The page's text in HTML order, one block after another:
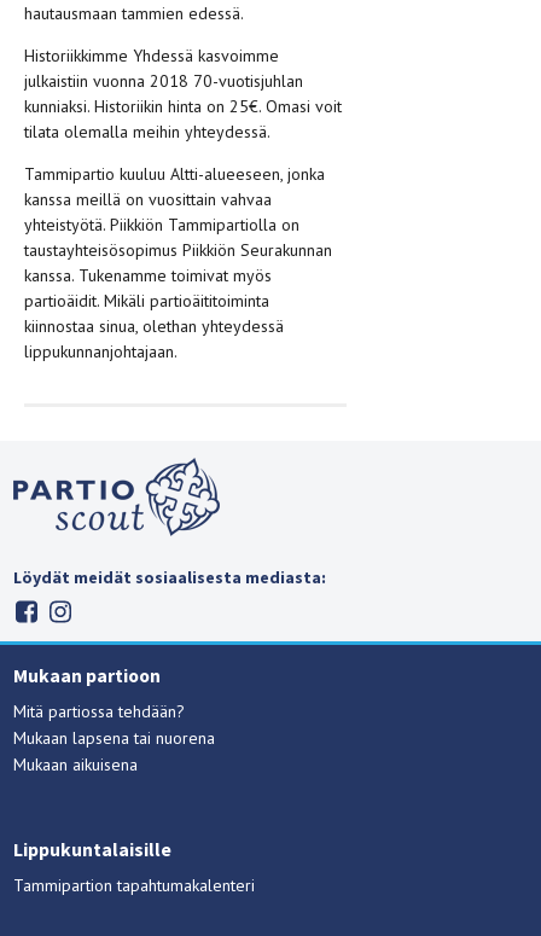
hautausmaan tammien edessä.
Historiikkimme Yhdessä kasvoimme
julkaistiin vuonna 2018 70-vuotisjuhlan
kunniaksi. Historiikin hinta on 25€. Omasi voit
tilata olemalla meihin yhteydessä.
Tammipartio kuuluu Altti-alueeseen, jonka
kanssa meillä on vuosittain vahvaa
yhteistyötä. Piikkiön Tammipartiolla on
taustayhteisösopimus Piikkiön Seurakunnan
kanssa. Tukenamme toimivat myös
partioäidit. Mikäli partioäititoiminta
kiinnostaa sinua, olethan yhteydessä
lippukunnanjohtajaan.
Löydät meidät sosiaalisesta mediasta:
Mukaan partioon
Mitä partiossa tehdään?
Mukaan lapsena tai nuorena
Mukaan aikuisena
Lippukuntalaisille
Tammipartion tapahtumakalenteri